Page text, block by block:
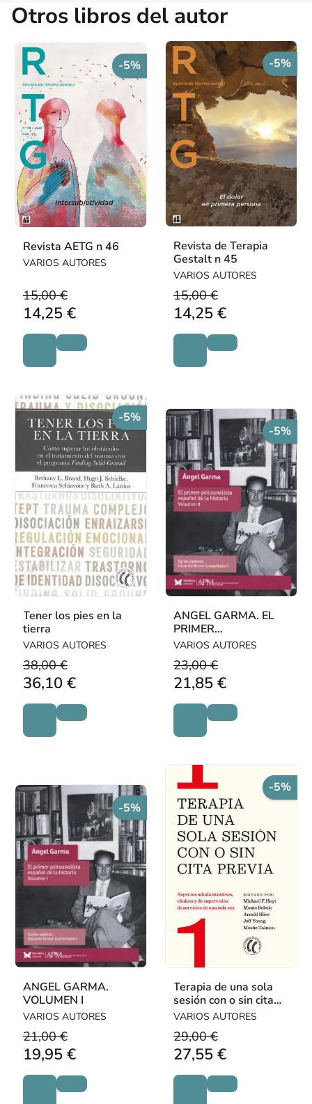
Otros libros del autor
-5%
Revista AETG n 46
VARIOS AUTORES
15,00 €
14,25 €
-5%
Revista de Terapia
Gestalt n 45
VARIOS AUTORES
15,00 €
14,25 €
-5%
Tener los pies en la
tierra
VARIOS AUTORES
38,00 €
36,10 €
-5%
ANGEL GARMA. EL
PRIMER
PSICOANALISTA
HISTORIA
VARIOS AUTORES
23,00 €
21,85 €
-5%
ANGEL GARMA.
VOLUMEN I
VARIOS AUTORES
21,00 €
19,95 €
-5%
Terapia de una sola
sesión con o sin cita
previa
VARIOS AUTORES
29,00 €
27,55 €